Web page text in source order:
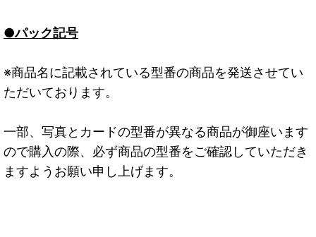
●パック記号
※商品名に記載されている型番の商品を発送させてい
ただいております。
一部、写真とカードの型番が異なる商品が御座います
ので購入の際、必ず商品の型番をご確認していただき
ますようお願い申し上げます。